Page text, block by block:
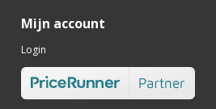
Mijn account
Login